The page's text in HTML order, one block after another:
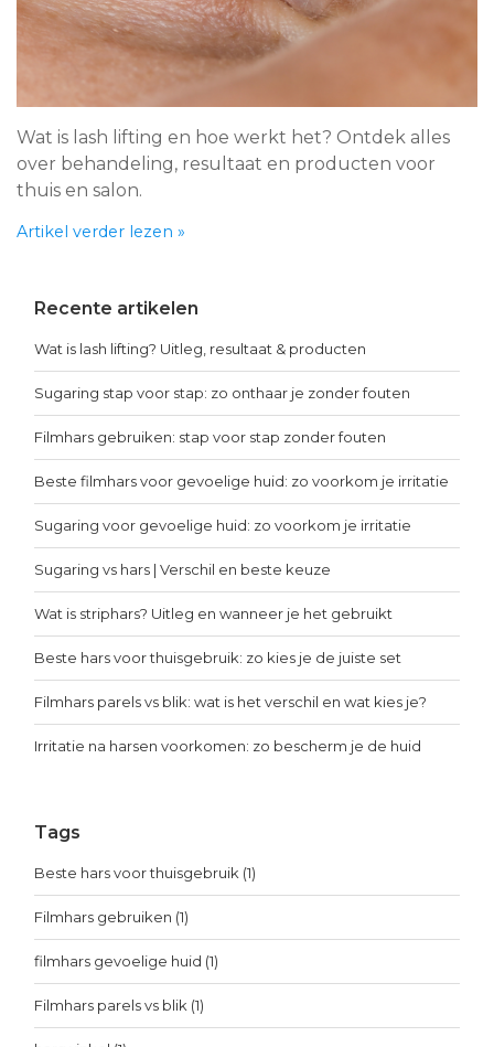
Wat is lash lifting en hoe werkt het? Ontdek alles
over behandeling, resultaat en producten voor
thuis en salon.
Artikel verder lezen »
Recente artikelen
Wat is lash lifting? Uitleg, resultaat & producten
Sugaring stap voor stap: zo onthaar je zonder fouten
Filmhars gebruiken: stap voor stap zonder fouten
Beste filmhars voor gevoelige huid: zo voorkom je irritatie
Sugaring voor gevoelige huid: zo voorkom je irritatie
Sugaring vs hars | Verschil en beste keuze
Wat is striphars? Uitleg en wanneer je het gebruikt
Beste hars voor thuisgebruik: zo kies je de juiste set
Filmhars parels vs blik: wat is het verschil en wat kies je?
Irritatie na harsen voorkomen: zo bescherm je de huid
Tags
Beste hars voor thuisgebruik (1)
Filmhars gebruiken (1)
filmhars gevoelige huid (1)
Filmhars parels vs blik (1)